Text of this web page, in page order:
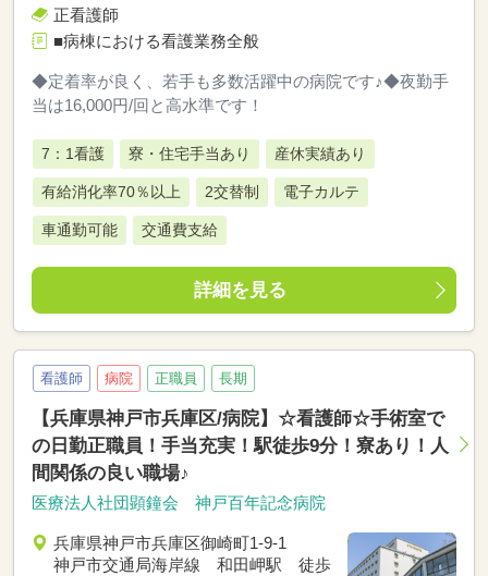
正看護師
■病棟における看護業務全般
◆定着率が良く、若手も多数活躍中の病院です♪◆夜勤手
当は16,000円/回と高水準です！
7：1看護 寮・住宅手当あり 産休実績あり
有給消化率70％以上 2交替制 電子カルテ
車通勤可能 交通費支給
詳細を見る
看護師 病院 正職員 長期
【兵庫県神戸市兵庫区/病院】☆看護師☆手術室で
の日勤正職員！手当充実！駅徒歩9分！寮あり！人
間関係の良い職場♪
医療法人社団顕鐘会 神戸百年記念病院
兵庫県神戸市兵庫区御崎町1-9-1
神戸市交通局海岸線 和田岬駅 徒歩